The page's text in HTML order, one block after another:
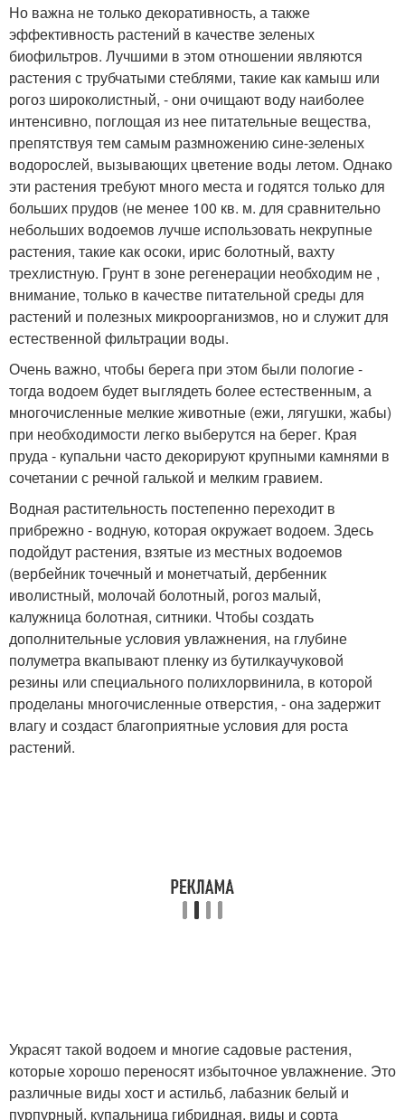
Но важна не только декоративность, а также
эффективность растений в качестве зеленых
биофильтров. Лучшими в этом отношении являются
растения с трубчатыми стеблями, такие как камыш или
рогоз широколистный, - они очищают воду наиболее
интенсивно, поглощая из нее питательные вещества,
препятствуя тем самым размножению сине-зеленых
водорослей, вызывающих цветение воды летом. Однако
эти растения требуют много места и годятся только для
больших прудов (не менее 100 кв. м. для сравнительно
небольших водоемов лучше использовать некрупные
растения, такие как осоки, ирис болотный, вахту
трехлистную. Грунт в зоне регенерации необходим не ,
внимание, только в качестве питательной среды для
растений и полезных микроорганизмов, но и служит для
естественной фильтрации воды.
Очень важно, чтобы берега при этом были пологие -
тогда водоем будет выглядеть более естественным, а
многочисленные мелкие животные (ежи, лягушки, жабы)
при необходимости легко выберутся на берег. Края
пруда - купальни часто декорируют крупными камнями в
сочетании с речной галькой и мелким гравием.
Водная растительность постепенно переходит в
прибрежно - водную, которая окружает водоем. Здесь
подойдут растения, взятые из местных водоемов
(вербейник точечный и монетчатый, дербенник
иволистный, молочай болотный, рогоз малый,
калужница болотная, ситники. Чтобы создать
дополнительные условия увлажнения, на глубине
полуметра вкапывают пленку из бутилкаучуковой
резины или специального полихлорвинила, в которой
проделаны многочисленные отверстия, - она задержит
влагу и создаст благоприятные условия для роста
растений.
Украсят такой водоем и многие садовые растения,
которые хорошо переносят избыточное увлажнение. Это
различные виды хост и астильб, лабазник белый и
пурпурный, купальница гибридная, виды и сорта